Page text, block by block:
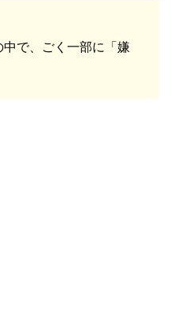
で、ごく一部に「嫌